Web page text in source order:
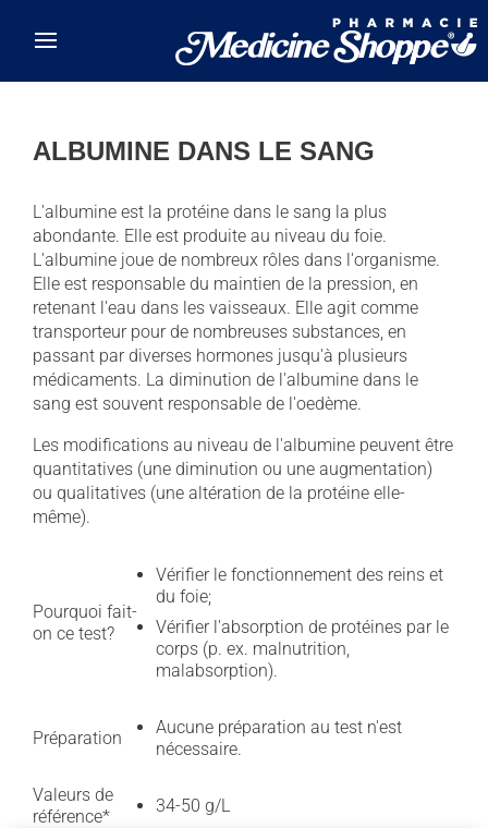
ALBUMINE DANS LE SANG
L'albumine est la protéine dans le sang la plus
abondante. Elle est produite au niveau du foie.
L'albumine joue de nombreux rôles dans l'organisme.
Elle est responsable du maintien de la pression, en
retenant l'eau dans les vaisseaux. Elle agit comme
transporteur pour de nombreuses substances, en
passant par diverses hormones jusqu'à plusieurs
médicaments. La diminution de l'albumine dans le
sang est souvent responsable de l'oedème.
Les modifications au niveau de l'albumine peuvent être
quantitatives (une diminution ou une augmentation)
ou qualitatives (une altération de la protéine elle-
même).
Pourquoi fait-
on ce test?
Vérifier le fonctionnement des reins et
du foie;
Vérifier l'absorption de protéines par le
corps (p. ex. malnutrition,
malabsorption).
Préparation
Aucune préparation au test n'est
nécessaire.
Valeurs de
référence*
34-50 g/L